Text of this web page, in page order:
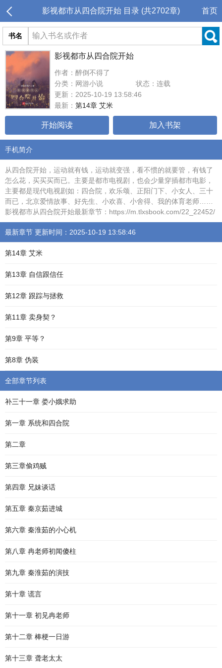
影视都市从四合院开始 目录 (共2702章) 首页
书名
影视都市从四合院开始
作者：醉倒不得了
分类：网游小说
状态：连载
更新：2025-10-19 13:58:46
最新： 第14章 艾米
开始阅读 加入书架
手机简介
从四合院开始，运动就有钱，运动就变强，看不惯的就要管，有钱了
怎么花，买买买而已。主要是都市电视剧，也会少量穿插都市电影，
主要都是现代电视剧如：四合院，欢乐颂、正阳门下、小女人、三十
而已，北京爱情故事、好先生、小欢喜、小舍得、我的体育老师……
影视都市从四合院开始最新章节：https://m.tlxsbook.com/22_22452/
最新章节 更新时间：2025-10-19 13:58:46
第14章 艾米
第13章 自信跟信任
第12章 跟踪与拯救
第11章 卖身契？
第9章 平等？
第8章 伪装
全部章节列表
补三十一章 娄小娥求助
第一章 系统和四合院
第二章
第三章偷鸡贼
第四章 兄妹谈话
第五章 秦京茹进城
第六章 秦淮茹的小心机
第八章 冉老师初闻傻柱
第九章 秦淮茹的演技
第十章 谎言
第十一章 初见冉老师
第十二章 棒梗一日游
第十三章 聋老太太